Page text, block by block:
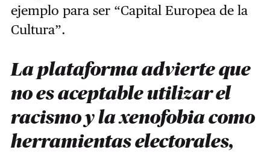
ejemplo para ser “Capital Europea de la
Cultura”.
La plataforma advierte que
no es aceptable utilizar el
racismo y la xenofobia como
herramientas electorales,